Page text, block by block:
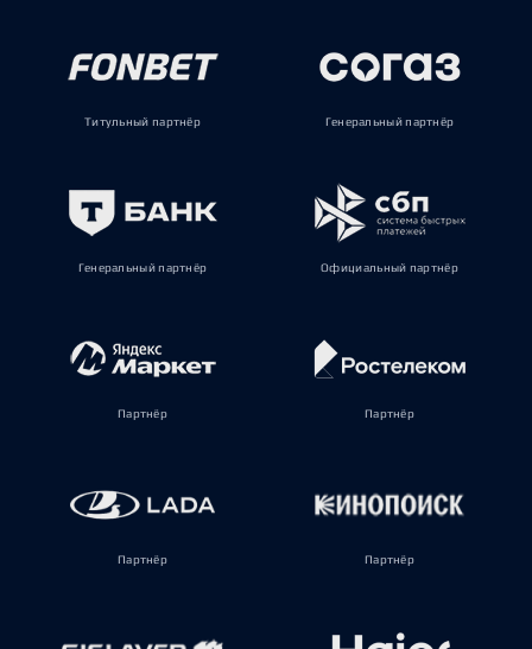
Титульный партнёр Генеральный партнёр
Генеральный партнёр Официальный партнёр
Партнёр Партнёр
Партнёр Партнёр